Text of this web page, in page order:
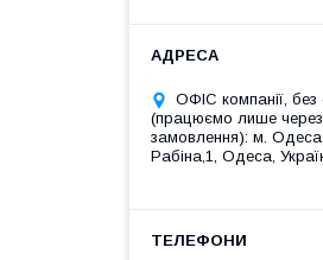
ОФІС компанії, без
(працюємо лише через
замовлення): м.
Рабіна,1, Одеса,